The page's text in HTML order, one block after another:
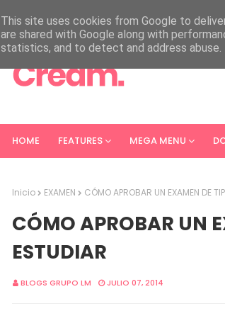
HOME FEATURES MEGA MENU
Inicio EXAMEN CÓMO APROBAR UN EXAMEN DE
CÓMO APROBAR UN
ESTUDIAR
BLOGS GRUPO LM JULIO 07, 2014
This site uses cookies from Google to
are shared with Google along with
statistics, and to detect and address abuse.